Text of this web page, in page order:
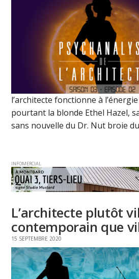
l’architecte fonctionne à
pourtant la blonde Ethel Hazel,
sans nouvelle du Dr. Nut broie
INFOMERCIAL
L’architecte plutôt
contemporain que
15 SEPTEMBRE 2020